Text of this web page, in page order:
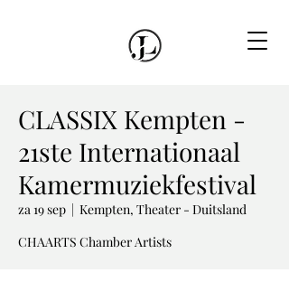
CLASSIX Kempten -
21ste Internationaal
Kamermuziekfestival
za 19 sep
  |
Kempten, Theater - Duitsland
CHAARTS Chamber Artists